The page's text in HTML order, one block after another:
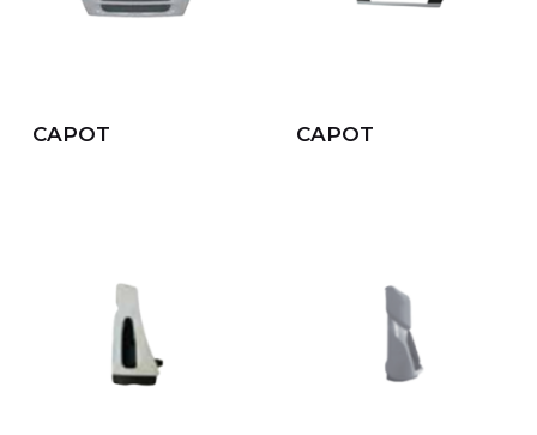
oCAPOT CAPOT